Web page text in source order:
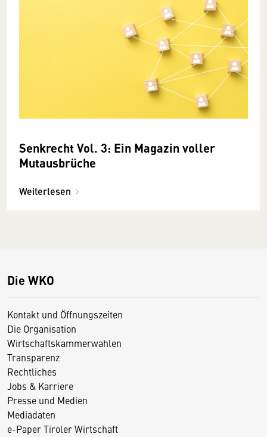
Senkrecht Vol. 3: Ein Magazin voller
Mutausbrüche
Weiterlesen
Die WKO
Kontakt und Öffnungszeiten
Die Organisation
Wirtschaftskammerwahlen
Transparenz
Rechtliches
Jobs & Karriere
Presse und Medien
Mediadaten
e-Paper Tiroler Wirtschaft